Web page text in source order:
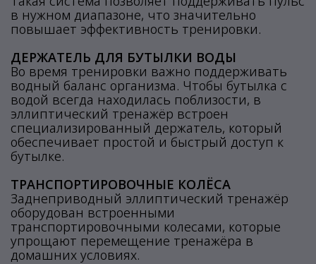
в нужном диапазоне, что значительно
повышает эффективность тренировки.
ДЕРЖАТЕЛЬ ДЛЯ БУТЫЛКИ ВОДЫ
Во время тренировки важно поддерживать
водный баланс организма. Чтобы бутылка с
водой всегда находилась поблизости, в
эллиптический тренажёр встроен
специализированный держатель, который
обеспечивает простой и быстрый доступ к
бутылке.
ТРАНСПОРТИРОВОЧНЫЕ КОЛЁСА
Заднеприводный эллиптический тренажёр
оборудован встроенными
транспортировочными колесами, которые
упрощают перемещение тренажёра в
домашних условиях.